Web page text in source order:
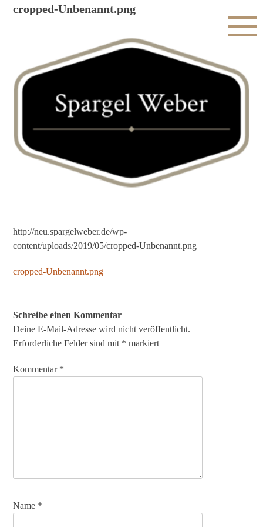
cropped-Unbenannt.png
http://neu.spargelweber.de/wp-
content/uploads/2019/05/cropped-Unbenannt.png
Beitragsnavigation
cropped-Unbenannt.png
Schreibe einen Kommentar
Deine E-Mail-Adresse wird nicht veröffentlicht.
Erforderliche Felder sind mit * markiert
Kommentar *
Name *